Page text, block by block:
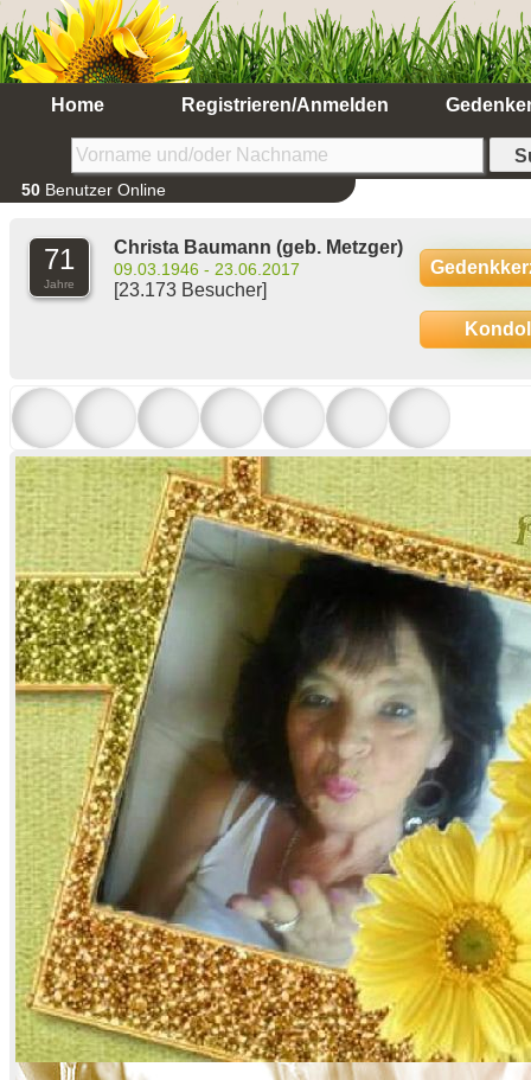
Home Registrieren/Anmelden
50 Benutzer Online
71
Jahre
Christa Baumann (geb. Metzger)
09.03.1946 - 23.06.2017
[23.173 Besucher]